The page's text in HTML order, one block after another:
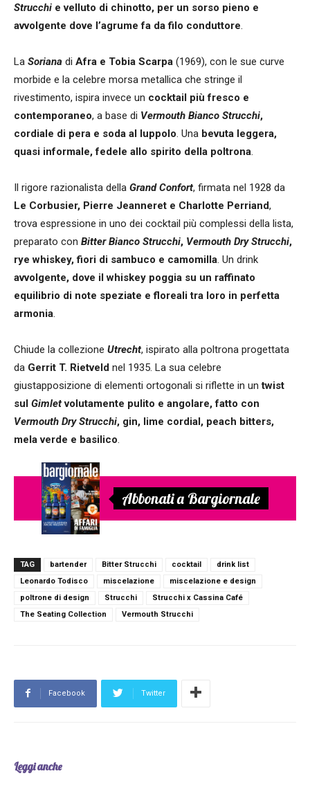
Strucchi e velluto di chinotto, per un sorso pieno e
avvolgente dove l’agrume fa da filo conduttore.
La Soriana di Afra e Tobia Scarpa (1969), con le sue curve
morbide e la celebre morsa metallica che stringe il
rivestimento, ispira invece un cocktail più fresco e
contemporaneo, a base di Vermouth Bianco Strucchi,
cordiale di pera e soda al luppolo. Una bevuta leggera,
quasi informale, fedele allo spirito della poltrona.
Il rigore razionalista della Grand Confort, firmata nel 1928 da
Le Corbusier, Pierre Jeanneret e Charlotte Perriand,
trova espressione in uno dei cocktail più complessi della lista,
preparato con Bitter Bianco Strucchi, Vermouth Dry Strucchi,
rye whiskey, fiori di sambuco e camomilla. Un drink
avvolgente, dove il whiskey poggia su un raffinato
equilibrio di note speziate e floreali tra loro in perfetta
armonia.
Chiude la collezione Utrecht, ispirato alla poltrona progettata
da Gerrit T. Rietveld nel 1935. La sua celebre
giustapposizione di elementi ortogonali si riflette in untwist
sul Gimletvolutamente pulito e angolare, fatto con
Vermouth Dry Strucchi, gin, lime cordial, peach bitters,
mela verde e basilico.
Abbonati a Bargiornale
TAG bartender Bitter Strucchi cocktail
drink list
Leonardo Todisco
miscelazione
miscelazione e design
poltrone di design
Strucchi
Strucchi x Cassina Café
The Seating Collection
Vermouth Strucchi
Facebook Twitter
Leggi anche